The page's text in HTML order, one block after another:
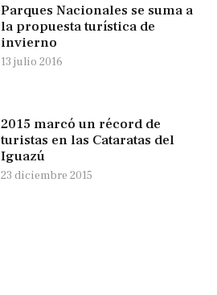
Parques Nacionales se suma a
la propuesta turística de
invierno
13 julio 2016
2015 marcó un récord de
turistas en las Cataratas del
Iguazú
23 diciembre 2015